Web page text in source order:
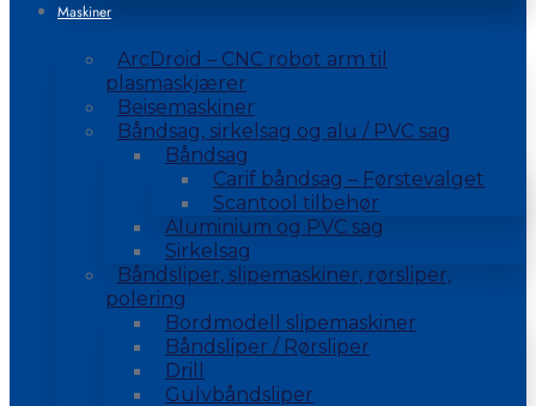
Maskiner
ArcDroid – CNC robot arm til
plasmaskjærer
Beisemaskiner
Båndsag, sirkelsag og alu / PVC sag
Båndsag
Carif båndsag – Førstevalget
Scantool tilbehør
Aluminium og PVC sag
Sirkelsag
Båndsliper, slipemaskiner, rørsliper,
polering
Bordmodell slipemaskiner
Båndsliper / Rørsliper
Drill
Gulvbåndsliper